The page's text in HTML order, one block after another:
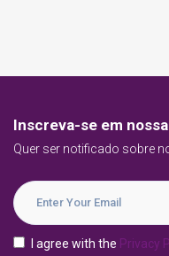
Inscreva-se em
Quer ser notificado sobre
I agree with the Privacy